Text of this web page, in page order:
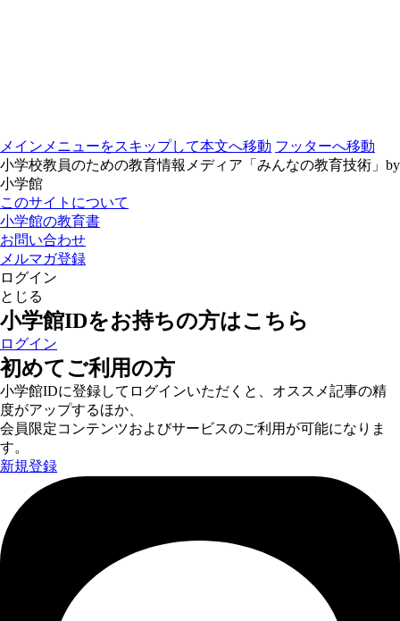
メインメニューをスキップして本文へ移動 フッターへ移動
小学校教員のための教育情報メディア「みんなの教育技術」by
小学館
このサイトについて
小学館の教育書
お問い合わせ
メルマガ登録
ログイン
とじる
小学館IDをお持ちの方はこちら
ログイン
初めてご利用の方
小学館IDに登録してログインいただくと、オススメ記事の精
度がアップするほか、
会員限定コンテンツおよびサービスのご利用が可能になりま
す。
新規登録